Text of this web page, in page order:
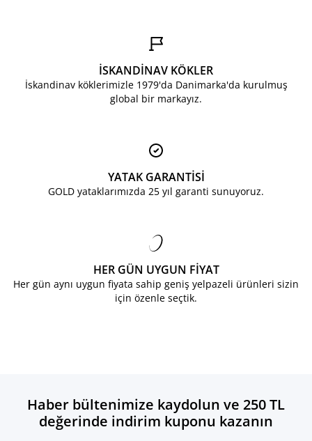
İSKANDİNAV KÖKLER
İskandinav köklerimizle 1979'da Danimarka'da kurulmuş
global bir markayız.
YATAK GARANTİSİ
GOLD yataklarımızda 25 yıl garanti sunuyoruz.
HER GÜN UYGUN FİYAT
Her gün aynı uygun fiyata sahip geniş yelpazeli ürünleri sizin
için özenle seçtik.
Haber bültenimize kaydolun ve 250 TL
değerinde indirim kuponu kazanın